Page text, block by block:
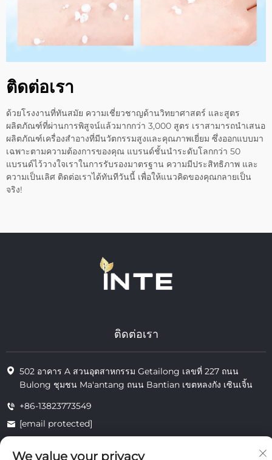
ติดต่อเรา
ด้วยโรงงานที่ทันสมัย ความเชี่ยวชาญด้านวิทยาศาสตร์ และสูตร
ผลิตภัณฑ์ที่ผ่านการพิสูจน์แล้วมากกว่า 3,000 สูตร เราสามารถนำเสนอ
ผลิตภัณฑ์เครื่องสำอางที่มีนวัตกรรมสูงและคุณภาพเยี่ยม ซึ่งออกแบบมา
เฉพาะตามความต้องการของคุณ แบรนด์ชั้นนำระดับโลกกว่า 50
แบรนด์ไว้วางใจเราในการรับรองมาตรฐาน ความมีประสิทธิภาพ และ
ความเป็นเลิศ ติดต่อเราได้ทันทีวันนี้ เพื่อให้แนวคิดของคุณกลายเป็น
จริง!
ติดต่อเรา
502 อาคาร A สวนอุตสาหกรรม Getailong เลขที่ 227 ถนน
Bulong ชุมชน Ma'antang ถนน Bantian เขตหลงกัง เซินเจิ้น
+86-13823773549
[email protected]
We value your privacy